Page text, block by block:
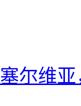
尔维